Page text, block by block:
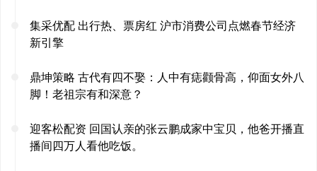
集采优配 出行热、票房红 沪市消费公司点燃春节经济
新引擎
鼎坤策略 古代有四不娶：人中有痣颧骨高，仰面女外八
脚！老祖宗有和深意？
迎客松配资 回国认亲的张云鹏成家中宝贝，他爸开播直
播间四万人看他吃饭。